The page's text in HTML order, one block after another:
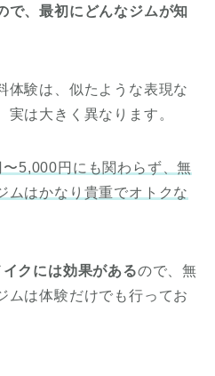
で、最初にどんなジムが知
体験は、似たような表現な
は大きく異なります。
5,000円にも関わらず、無
ムはかなり貴重でオトクな
クには効果があるので、無
ムは体験だけでも行ってお